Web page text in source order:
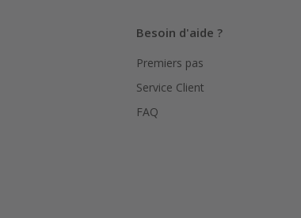
Besoin d'aide ?
Premiers pas
Service Client
FAQ